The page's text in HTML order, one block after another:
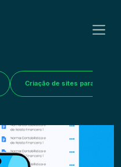
Criação de sites para